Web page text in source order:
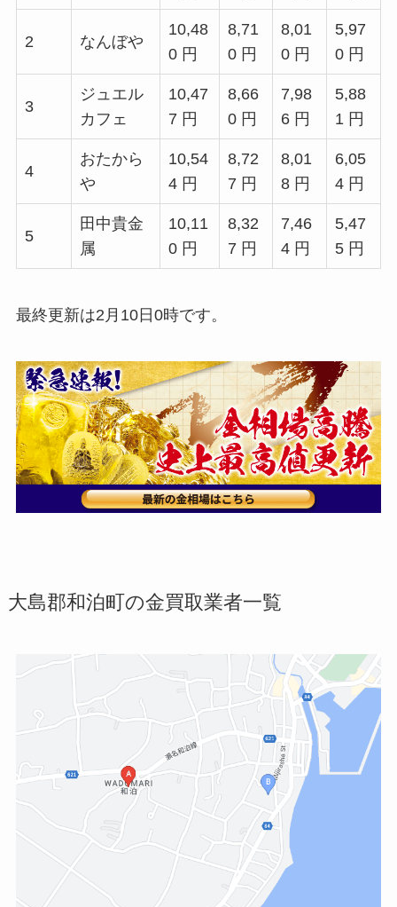
2 なんぼや
10,48
0 円
8,71
0 円
8,01
0 円
5,97
0 円
3
ジュエル
カフェ
10,47
7 円
8,66
0 円
7,98
6 円
5,88
1 円
4
おたから
や
10,54
4 円
8,72
7 円
8,01
8 円
6,05
4 円
5
田中貴金
属
10,11
0 円
8,32
7 円
7,46
4 円
5,47
5 円
最終更新は2月10日0時です。
大島郡和泊町の金買取業者一覧